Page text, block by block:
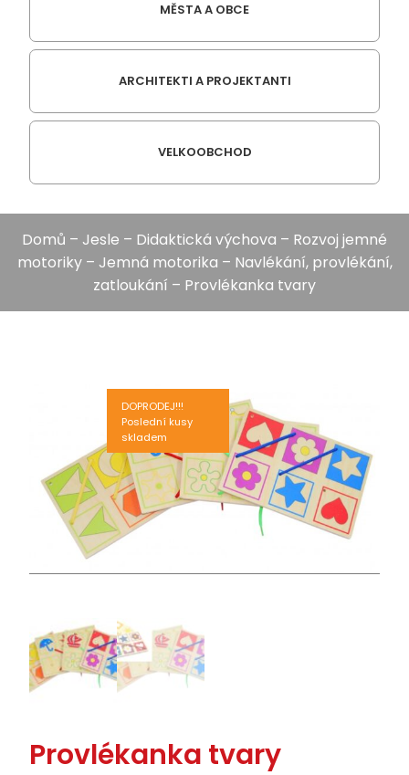
MĚSTA A OBCE
ARCHITEKTI A PROJEKTANTI
VELKOOBCHOD
Domů – Jesle – Didaktická výchova – Rozvoj jemné
motoriky– Jemná motorika – Navlékání, provlékání,
zatloukání – Provlékanka tvary
DOPRODEJ!!!
Poslední kusy
skladem
Provlékanka tvary